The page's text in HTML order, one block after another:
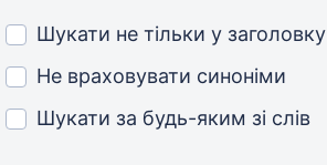
Шукати не тільки у заголовку
Не враховувати синоніми
Шукати за будь-яким зі слів